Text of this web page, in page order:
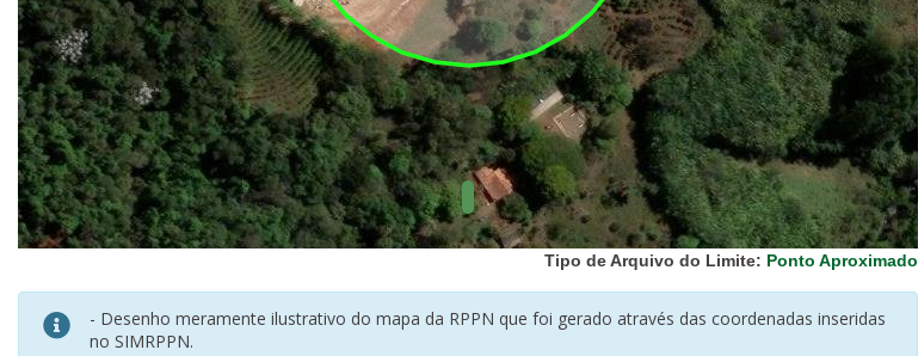
(IBGE)
Vegetação
(IBGE)
Rodovias
(IBGE)
Relevo
(IBGE)
Tipo de Arquivo do Limite: Ponto Aproximado
- Desenho meramente ilustrativo do mapa da RPPN que foi gerado através das coordenadas inseridas
no SIMRPPN.